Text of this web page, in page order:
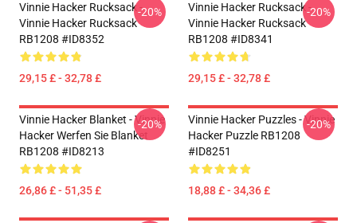
Vinnie Hacker Rucksack -
Vinnie Hacker Rucksack
RB1208 #ID8352
29,15 £ - 32,78 £
-20%
Vinnie Hacker Rucksack -
Vinnie Hacker Rucksack
RB1208 #ID8341
29,15 £ - 32,78 £
-20%
Vinnie Hacker Blanket - Vinnie
Hacker Werfen Sie Blanket
RB1208 #ID8213
26,86 £ - 51,35 £
-20%
Vinnie Hacker Puzzles - Vinnie
Hacker Puzzle RB1208
#ID8251
18,88 £ - 34,36 £
-20%